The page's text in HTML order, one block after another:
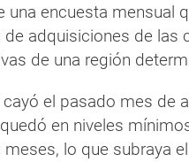
una encuesta mensual
de adquisiciones de las
de una región
el pasado mes de
en niveles
lo que subraya